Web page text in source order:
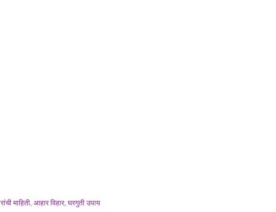
माहिती आहार विहार घरगुती उपाय